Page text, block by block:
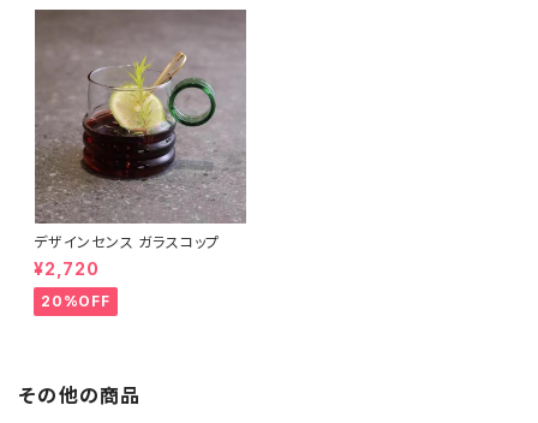
デザインセンス ガラスコップ
¥2,720
20%OFF
その他の商品